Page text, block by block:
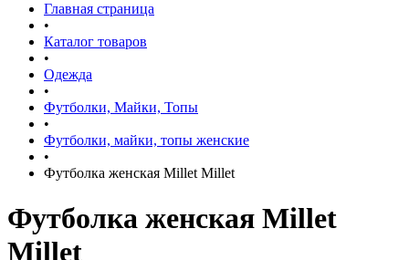
Главная страница
•
Каталог товаров
•
Одежда
•
Футболки, Майки, Топы
•
Футболки, майки, топы женские
•
Футболка женская Millet Millet
Футболка женская Millet
Millet